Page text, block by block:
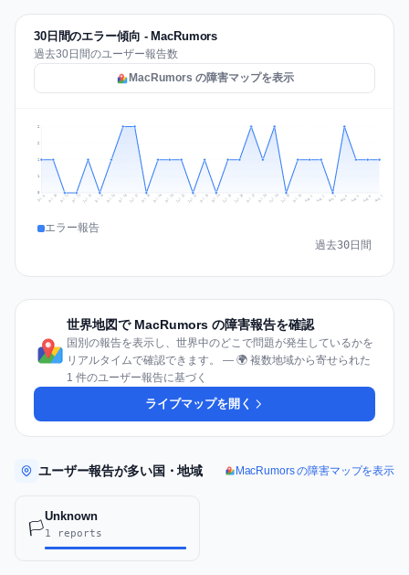
30日間のエラー傾向 - MacRumors
過去30日間のユーザー報告数
MacRumors の障害マップを表示
1
1
2
2
Jul 9 Jul 10 Jul 11 Jul 12 Jul 13 Jul 14 Jul 15 Jul 16 Jul 17 Jul 18 Jul 19 Jul 20 Jul 21 Jul 22 Jul 23 Jul 24 Jul 25 Jul 26 Jul 27 Jul 28 Jul 29 Jul 30 Jul 31 Aug 1 Aug 2 Aug 3 Aug 4 Aug 5 Aug 6 Aug 7
エラー報告
過去30日間
世界地図で MacRumors の障害報告を確認
国別の報告を表示し、世界中のどこで問題が発生しているかを
リアルタイムで確認できます。 — 🌍 複数地域から寄せられた
1 件のユーザー報告に基づく
ライブマップを開く
ユーザー報告が多い国・地域 MacRumors の障害マップを表示
🏳️
Unknown
1 reports